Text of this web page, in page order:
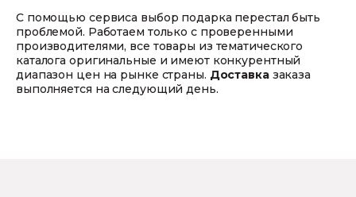
С помощью сервиса выбор подарка перестал быть
проблемой. Работаем только с проверенными
производителями, все товары из тематического
каталога оригинальные и имеют конкурентный
диапазон цен на рынке страны. Доставказаказа
выполняется на следующий день.